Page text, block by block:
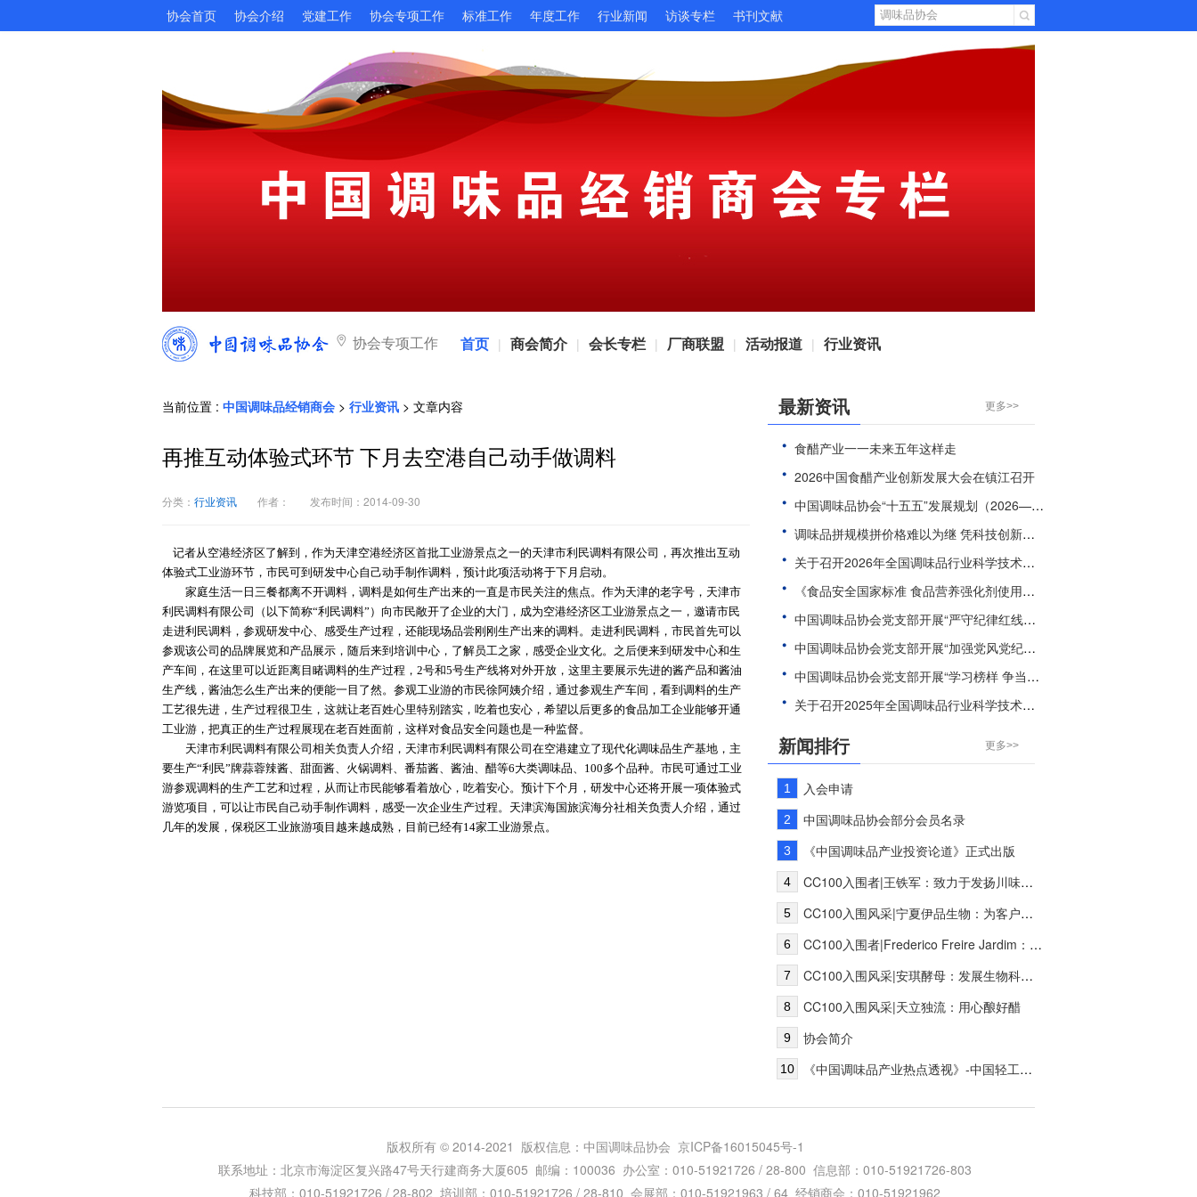
协会首页 协会介绍 党建工作 协会专项工作 标准工作 年度工作 行业新闻 访谈专栏 书刊文献
协会专项工作 首页 | 商会简介 | 会长专栏 | 厂商联盟 | 活动报道 | 行业资讯
当前位置 : 中国调味品经销商会 > 行业资讯 > 文章内容
再推互动体验式环节 下月去空港自己动手做调料
分类： 行业资讯 作者： 发布时间：2014-09-30
记者从空港经济区了解到，作为天津空港经济区首批工业游景点之一的天津市利民调料有限公司，再次推出互动
体验式工业游环节，市民可到研发中心自己动手制作调料，预计此项活动将于下月启动。
家庭生活一日三餐都离不开调料，调料是如何生产出来的一直是市民关注的焦点。作为天津的老字号，天津市
利民调料有限公司（以下简称“利民调料”）向市民敞开了企业的大门，成为空港经济区工业游景点之一，邀请市民
走进利民调料，参观研发中心、感受生产过程，还能现场品尝刚刚生产出来的调料。走进利民调料，市民首先可以
参观该公司的品牌展览和产品展示，随后来到培训中心，了解员工之家，感受企业文化。之后便来到研发中心和生
产车间，在这里可以近距离目睹调料的生产过程，2号和5号生产线将对外开放，这里主要展示先进的酱产品和酱油
生产线，酱油怎么生产出来的便能一目了然。参观工业游的市民徐阿姨介绍，通过参观生产车间，看到调料的生产
工艺很先进，生产过程很卫生，这就让老百姓心里特别踏实，吃着也安心，希望以后更多的食品加工企业能够开通
工业游，把真正的生产过程展现在老百姓面前，这样对食品安全问题也是一种监督。
天津市利民调料有限公司相关负责人介绍，天津市利民调料有限公司在空港建立了现代化调味品生产基地，主
要生产“利民”牌蒜蓉辣酱、甜面酱、火锅调料、番茄酱、酱油、醋等6大类调味品、100多个品种。市民可通过工业
游参观调料的生产工艺和过程，从而让市民能够看着放心，吃着安心。预计下个月，研发中心还将开展一项体验式
游览项目，可以让市民自己动手制作调料，感受一次企业生产过程。天津滨海国旅滨海分社相关负责人介绍，通过
几年的发展，保税区工业旅游项目越来越成熟，目前已经有14家工业游景点。
更多>>
最新资讯
食醋产业一一未来五年这样走
2026中国食醋产业创新发展大会在镇江召开
中国调味品协会“十五五”发展规划（2026—2030年）
调味品拼规模拼价格难以为继 凭科技创新破“内卷”，守烟火本味树个性
关于召开2026年全国调味品行业科学技术交流大会的通知
《食品安全国家标准 食品营养强化剂使用标准》等30项食品安全国家标准正在征求意见
中国调味品协会党支部开展“严守纪律红线，弘扬清风正气”主题党日活动
中国调味品协会党支部开展“加强党风党纪教育”主题党课活动
中国调味品协会党支部开展“学习榜样 争当先进”主题党日活动
关于召开2025年全国调味品行业科学技术交流大会的通知
更多>>
新闻排行
1 入会申请
2 中国调味品协会部分会员名录
3 《中国调味品产业投资论道》正式出版
4 CC100入围者|王铁军：致力于发扬川味文化“新川味.潮出味”，打造新希望调味品产业生态链
5 CC100入围风采|宁夏伊品生物：为客户创造价值，提供多种组合的食品营养成分解决方案服务
6 CC100入围者|Frederico Freire Jardim：让全球更多消费者快乐
7 CC100入围风采|安琪酵母：发展生物科技，创新健康生活
8 CC100入围风采|天立独流：用心酿好醋
9 协会简介
10 《中国调味品产业热点透视》-中国轻工业出版社
版权所有 © 2014-2021 版权信息：中国调味品协会 京ICP备16015045号-1
联系地址：北京市海淀区复兴路47号天行建商务大厦605 邮编：100036 办公室：010-51921726 / 28-800 信息部：010-51921726-803
科技部：010-51921726 / 28-802 培训部：010-51921726 / 28-810 会展部：010-51921963 / 64 经销商会：010-51921962